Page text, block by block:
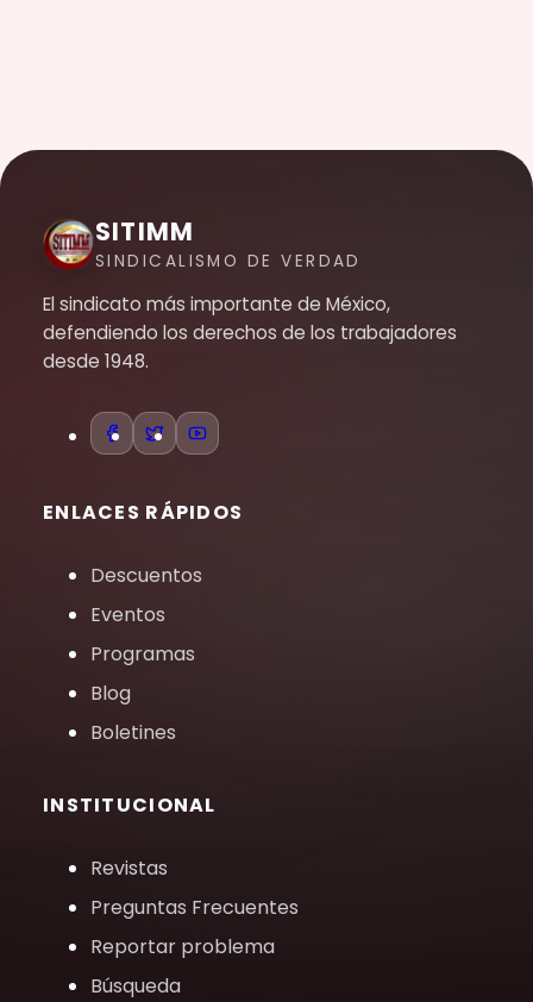
SITIMM
SINDICALISMO DE VERDAD
El sindicato más importante de México,
defendiendo los derechos de los trabajadores
desde 1948.
ENLACES RÁPIDOS
Descuentos
Eventos
Programas
Blog
Boletines
INSTITUCIONAL
Revistas
Preguntas Frecuentes
Reportar problema
Búsqueda